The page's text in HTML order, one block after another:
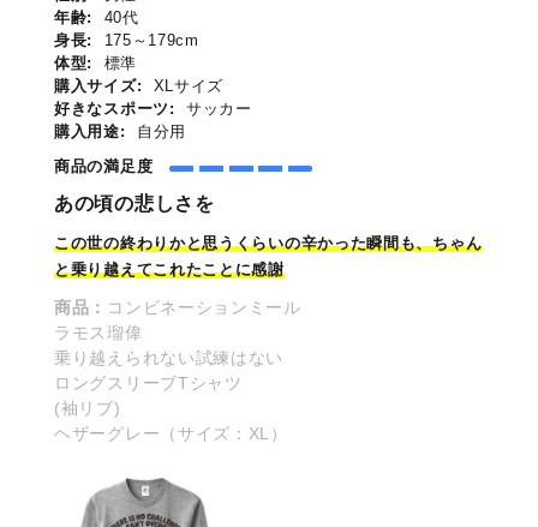
年齢:
40代
身長:
175～179cm
体型:
標準
購入サイズ:
XLサイズ
好きなスポーツ:
サッカー
購入用途:
自分用
商品の満足度
あの頃の悲しさを
この世の終わりかと思うくらいの辛かった瞬間も、ちゃん
と乗り越えてこれたことに感謝
商品： コンビネーションミール
ラモス瑠偉
乗り越えられない試練はない
ロングスリーブTシャツ
(袖リブ)
ヘザーグレー（サイズ：XL）